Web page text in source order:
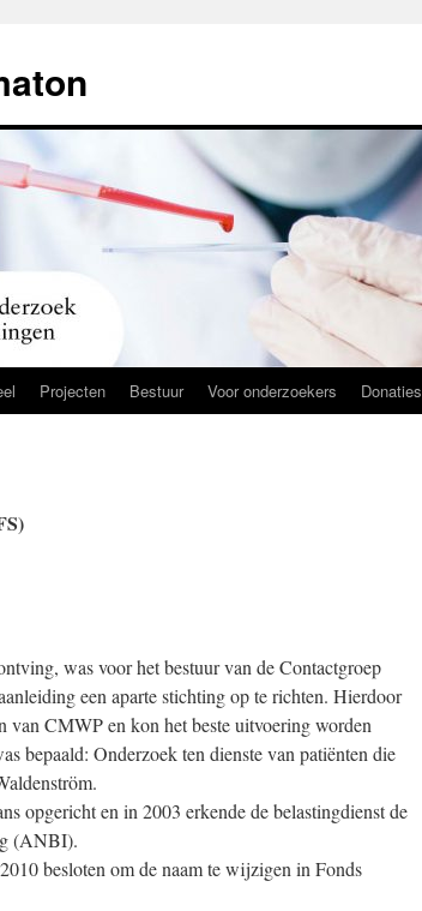
Projecten Bestuur Voor onderzoekers Donaties
was voor het bestuur van de Contactgroep
een aparte stichting op te richten. Hierdoor
van CMWP en kon het beste uitvoering worden
bepaald: Onderzoek ten dienste van patiënten die
opgericht en in 2003 erkende de belastingdienst de
(ANBI).
besloten om de naam te wijzigen in Fonds